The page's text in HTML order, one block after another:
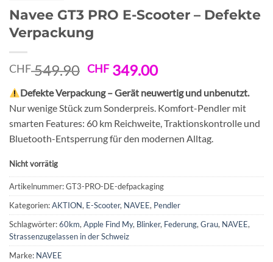
Navee GT3 PRO E-Scooter – Defekte
Verpackung
CHF549.90 Ursprünglicher
war:
CHF 549.90
CHF349.00Aktueller
ist:
CHF 349.00.
Defekte Verpackung – Gerät neuwertig und unbenutzt.
Nur wenige Stück zum Sonderpreis. Komfort-Pendler mit
smarten Features: 60 km Reichweite, Traktionskontrolle und
Bluetooth-Entsperrung für den modernen Alltag.
Nicht vorrätig
Artikelnummer:GT3-PRO-DE-defpackaging
Kategorien:AKTION, E-Scooter, NAVEE, Pendler
Schlagwörter:60km, Apple Find My, Blinker, Federung, Grau, NAVEE,
Strassenzugelassen in der Schweiz
Marke: NAVEE